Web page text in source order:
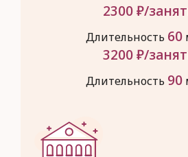
2300₽/
Длительность 60
3200₽/
Длительность 90